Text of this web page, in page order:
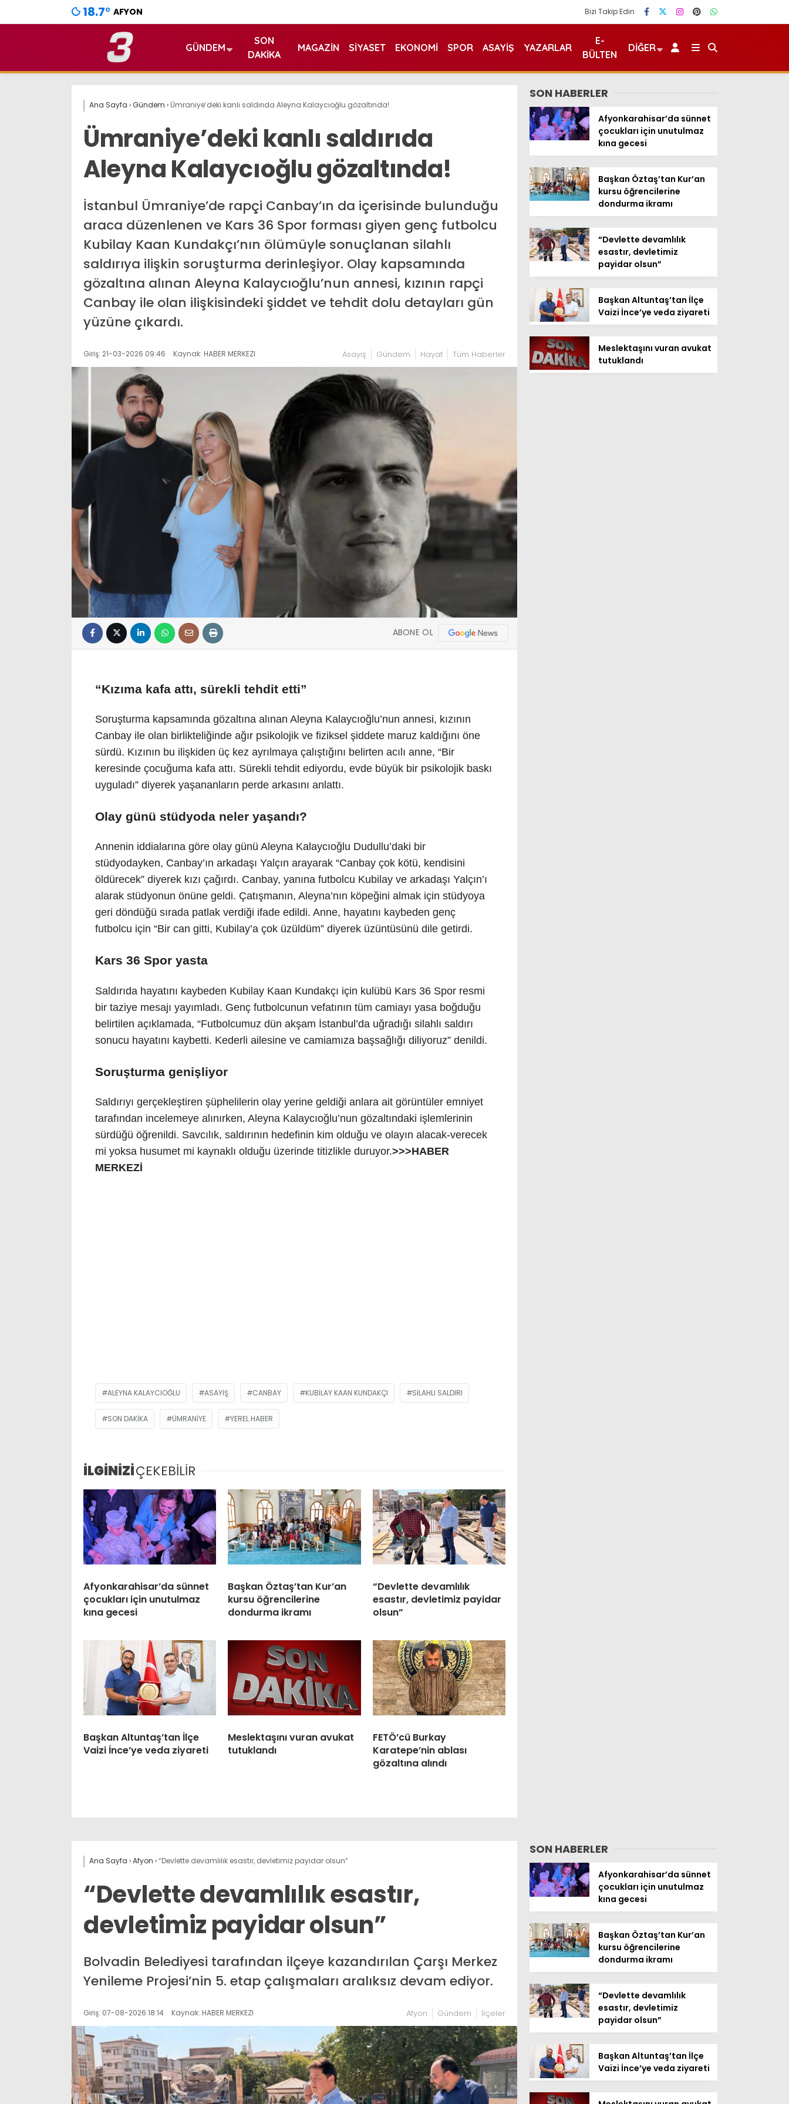
18.7° AFYON Bizi Takip Edin
GÜNDEM
SON
DAKIKA
MAGAZIN SIYASET EKONOMI SPOR ASAYIŞ YAZARLAR
E-
BÜLTEN
DIĞER
Ana Sayfa ›Gündem › Ümraniye’deki kanlı saldırıda Aleyna Kalaycıoğlu gözaltında!
Ümraniye’deki kanlı saldırıda
Aleyna Kalaycıoğlu gözaltında!
İstanbul Ümraniye’de rapçi Canbay’ın da içerisinde bulunduğu
araca düzenlenen ve Kars 36 Spor forması giyen genç futbolcu
Kubilay Kaan Kundakçı’nın ölümüyle sonuçlanan silahlı
saldırıya ilişkin soruşturma derinleşiyor. Olay kapsamında
gözaltına alınan Aleyna Kalaycıoğlu’nun annesi, kızının rapçi
Canbay ile olan ilişkisindeki şiddet ve tehdit dolu detayları gün
yüzüne çıkardı.
Giriş: 21-03-2026 09:46 Kaynak: HABER MERKEZI Asayiş Gündem Hayat Tüm Haberler
ABONE OL
“Kızıma kafa attı, sürekli tehdit etti”
Soruşturma kapsamında gözaltına alınan Aleyna Kalaycıoğlu’nun annesi, kızının
Canbay ile olan birlikteliğinde ağır psikolojik ve fiziksel şiddete maruz kaldığını öne
sürdü. Kızının bu ilişkiden üç kez ayrılmaya çalıştığını belirten acılı anne, “Bir
keresinde çocuğuma kafa attı. Sürekli tehdit ediyordu, evde büyük bir psikolojik baskı
uyguladı” diyerek yaşananların perde arkasını anlattı.
Olay günü stüdyoda neler yaşandı?
Annenin iddialarına göre olay günü Aleyna Kalaycıoğlu Dudullu’daki bir
stüdyodayken, Canbay’ın arkadaşı Yalçın arayarak “Canbay çok kötü, kendisini
öldürecek” diyerek kızı çağırdı. Canbay, yanına futbolcu Kubilay ve arkadaşı Yalçın’ı
alarak stüdyonun önüne geldi. Çatışmanın, Aleyna’nın köpeğini almak için stüdyoya
geri döndüğü sırada patlak verdiği ifade edildi. Anne, hayatını kaybeden genç
futbolcu için “Bir can gitti, Kubilay’a çok üzüldüm” diyerek üzüntüsünü dile getirdi.
Kars 36 Spor yasta
Saldırıda hayatını kaybeden Kubilay Kaan Kundakçı için kulübü Kars 36 Spor resmi
bir taziye mesajı yayımladı. Genç futbolcunun vefatının tüm camiayı yasa boğduğu
belirtilen açıklamada, “Futbolcumuz dün akşam İstanbul’da uğradığı silahlı saldırı
sonucu hayatını kaybetti. Kederli ailesine ve camiamıza başsağlığı diliyoruz” denildi.
Soruşturma genişliyor
Saldırıyı gerçekleştiren şüphelilerin olay yerine geldiği anlara ait görüntüler emniyet
tarafından incelemeye alınırken, Aleyna Kalaycıoğlu’nun gözaltındaki işlemlerinin
sürdüğü öğrenildi. Savcılık, saldırının hedefinin kim olduğu ve olayın alacak-verecek
mi yoksa husumet mi kaynaklı olduğu üzerinde titizlikle duruyor.>>>HABER
MERKEZİ
ALEYNA KALAYCIOĞLU ASAYIŞ CANBAY KUBILAY KAAN KUNDAKÇI SILAHLI SALDIRI
SON DAKIKA ÜMRANIYE YEREL HABER
İLGİNİZİÇEKEBİLİR
Afyonkarahisar’da sünnet
çocukları için unutulmaz
kına gecesi
Başkan Öztaş’tan Kur’an
kursu öğrencilerine
dondurma ikramı
“Devlette devamlılık
esastır, devletimiz payidar
olsun”
Başkan Altuntaş’tan İlçe
Vaizi İnce’ye veda ziyareti
Meslektaşını vuran avukat
tutuklandı
FETÖ’cü Burkay
Karatepe’nin ablası
gözaltına alındı
SON HABERLER
Afyonkarahisar’da sünnet
çocukları için unutulmaz
kına gecesi
Başkan Öztaş’tan Kur’an
kursu öğrencilerine
dondurma ikramı
“Devlette devamlılık
esastır, devletimiz
payidar olsun”
Başkan Altuntaş’tan İlçe
Vaizi İnce’ye veda ziyareti
Meslektaşını vuran avukat
tutuklandı
Ana Sayfa ›Afyon ›“Devlette devamlılık esastır, devletimiz payidar olsun”
“Devlette devamlılık esastır,
devletimiz payidar olsun”
Bolvadin Belediyesi tarafından ilçeye kazandırılan Çarşı Merkez
Yenileme Projesi’nin 5. etap çalışmaları aralıksız devam ediyor.
Giriş: 07-08-2026 18:14 Kaynak: HABER MERKEZI Afyon Gündem İlçeler
SON HABERLER
Afyonkarahisar’da sünnet
çocukları için unutulmaz
kına gecesi
Başkan Öztaş’tan Kur’an
kursu öğrencilerine
dondurma ikramı
“Devlette devamlılık
esastır, devletimiz
payidar olsun”
Başkan Altuntaş’tan İlçe
Vaizi İnce’ye veda ziyareti